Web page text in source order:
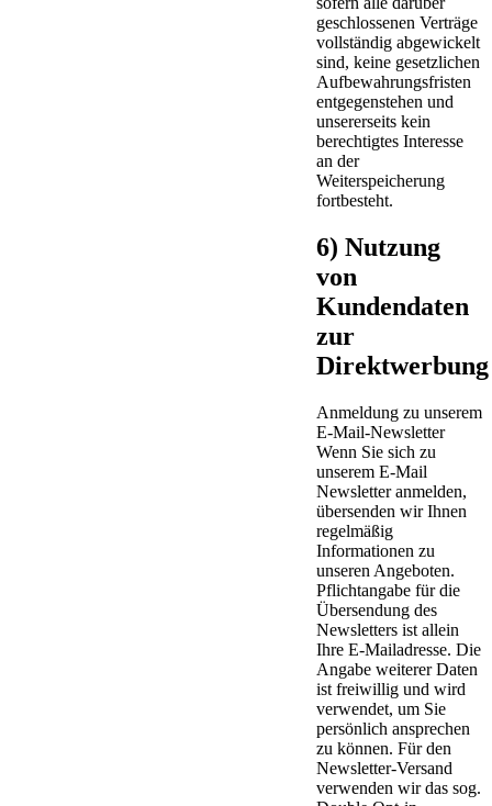
geschlossenen Verträge
vollständig abgewickelt
sind, keine gesetzlichen
Aufbewahrungsfristen
entgegenstehen und
unsererseits kein
berechtigtes Interesse
an der
Weiterspeicherung
fortbesteht.
6) Nutzung
von
Kundendaten
zur
Direktwerbung
Anmeldung zu unserem
E-Mail-Newsletter
Wenn Sie sich zu
unserem E-Mail
Newsletter anmelden,
übersenden wir Ihnen
regelmäßig
Informationen zu
unseren Angeboten.
Pflichtangabe für die
Übersendung des
Newsletters ist allein
Ihre E-Mailadresse. Die
Angabe weiterer Daten
ist freiwillig und wird
verwendet, um Sie
persönlich ansprechen
zu können. Für den
Newsletter-Versand
verwenden wir das sog.